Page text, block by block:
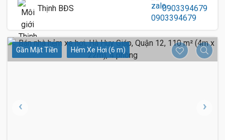
Thịnh BĐS 0903394679
Gần Mặt Tiền Hẻm Xe Hơi (6 m)